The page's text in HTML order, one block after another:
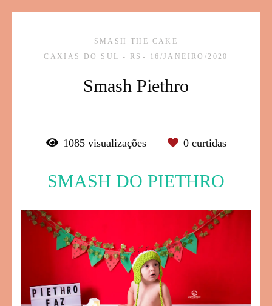
SMASH THE CAKE
CAXIAS DO SUL - RS
16/JANEIRO/2020
Smash Piethro
1085visualizações 0curtidas
SMASH DO PIETHRO